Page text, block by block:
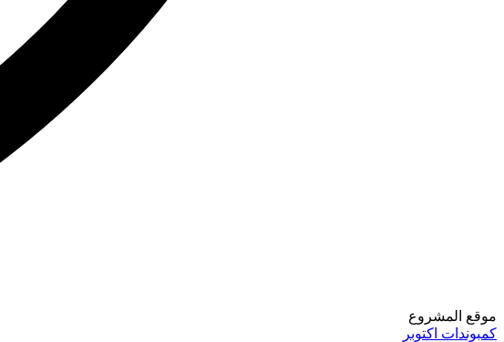
موقع المشروع
كمبوندات اكتوبر